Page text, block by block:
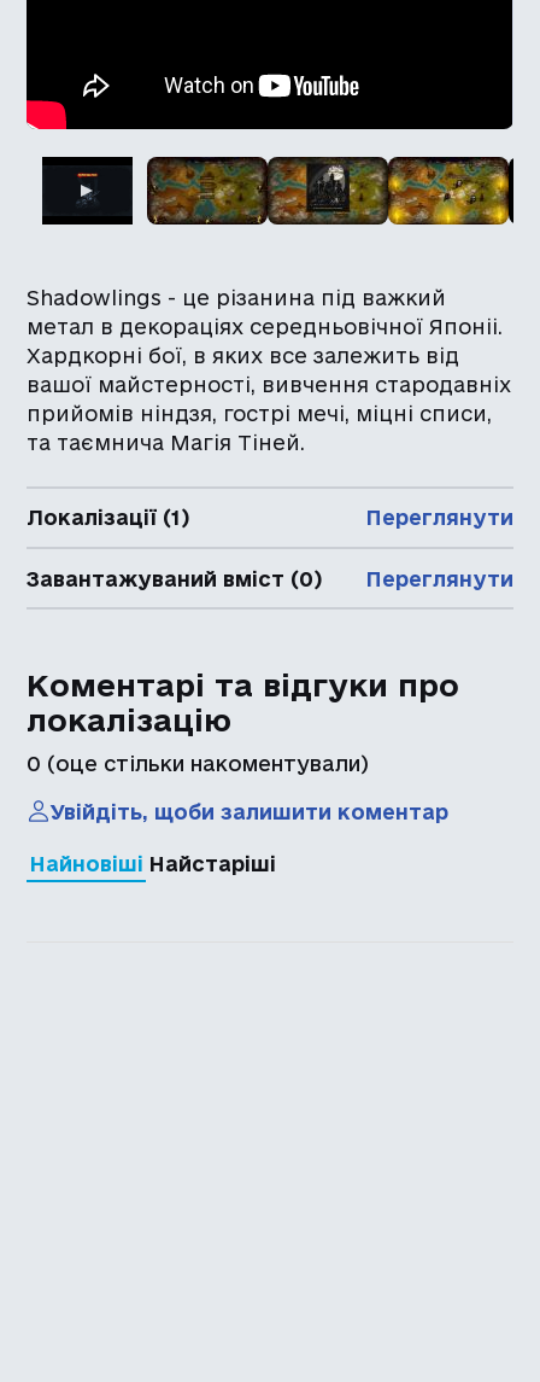
Shadowlings - це різанина під важкий
метал в декораціях середньовічної Японіі.
Хардкорні бої, в яких все залежить від
вашої майстерності, вивчення стародавніх
прийомів ніндзя, гострі мечі, міцні списи,
та таємнича Магія Тіней.
Локалізації (1) Переглянути
Завантажуваний вміст (0) Переглянути
Коментарі та відгуки про
локалізацію
0 (оце стільки накоментували)
Увійдіть, щоби залишити коментар
Найновіші Найстаріші